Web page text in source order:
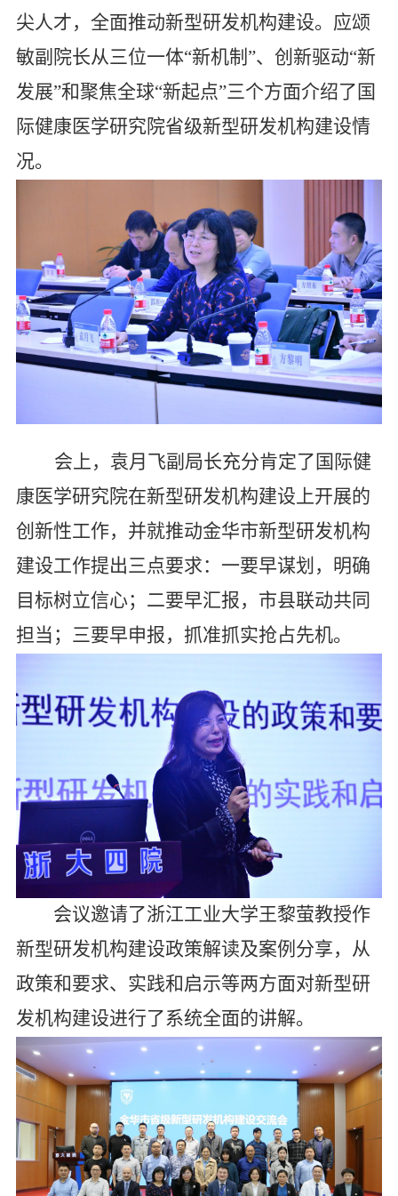
尖人才，全面推动新型研发机构建设。应颂
敏副院长从三位一体“新机制”、创新驱动“新
发展”和聚焦全球“新起点”三个方面介绍了 国
际健康医学研究院省级新型研发机构建设情
况。
会上，袁月飞副局长充分肯定了 国际健
康医学研究院在新型研发机构建设上开展的
创新性工作，并就推动金华市新型研发机构
建设工作提出三点要求：一要早谋划，明确
目标树立信心；二要早汇报，市县联动共同
担当；三要早申报，抓准抓实抢占先机。
会议邀请了浙江工业大学王黎萤教授作
新型研发机构建设政策解读及案例分享，从
政策和要求、实践和启示等两方面对新型研
发机构建设进行了系统全面的讲解。